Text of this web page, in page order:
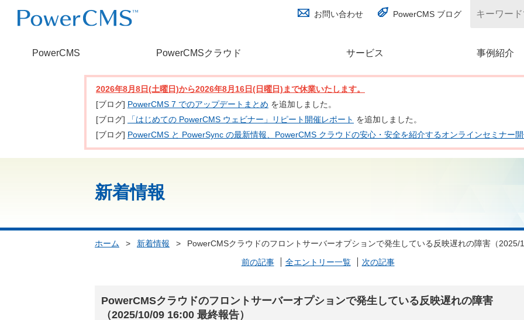
お問い合わせ PowerCMS ブログ
PowerCMS PowerCMSクラウド サービス 事例紹介
(別ウィンドウで開く)
2026年8月8日(土曜日)から2026年8月16日(日曜日)まで休業いたします。
[ブログ] PowerCMS 7 でのアップデートまとめ を追加しました。
[ブログ]
「はじめての PowerCMS ウェビナー」リピート開催レポート を追加しました。
[ブログ] PowerCMS と PowerSync の最新情報、PowerCMS クラウドの安心・安全を紹介するオンラインセミナー
新着情報
ホーム > 新着情報 >
PowerCMSクラウドのフロントサーバーオプションで発生している反映遅れの障害（2025/
前の記事
全エントリー一覧 次の記事
PowerCMSクラウドのフロントサーバーオプションで発生している反映遅れの障害
（2025/10/09 16:00 最終報告）